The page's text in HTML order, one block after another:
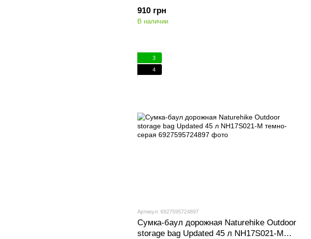
темно-серая
910 грн
В наличии
3
4
Артикул: 6927595724897
Сумка-баул дорожная Naturehike Outdoor
storage bag Updated 45 л NH17S021-M